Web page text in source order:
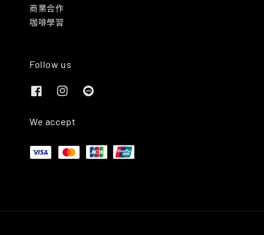
商業合作
咖啡學習
Follow us
We accept